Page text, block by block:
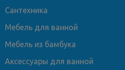
Сантехника
Мебель для ванной
Мебель из бамбука
Аксессуары для ванной